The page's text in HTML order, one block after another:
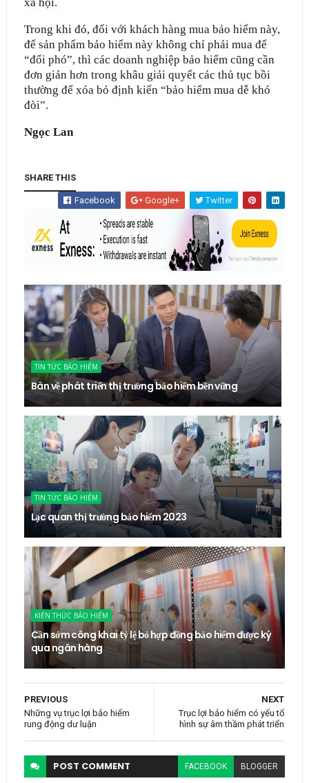
xã hội.
Trong khi đó, đối với khách hàng mua bảo hiểm này,
để sản phẩm bảo hiểm này không chỉ phải mua để
“đối phó”, thì các doanh nghiệp bảo hiểm cũng cần
đơn giản hơn trong khâu giải quyết các thủ tục bồi
thường để xóa bỏ định kiến “bảo hiểm mua dễ khó
đòi”.
Ngọc Lan
SHARE THIS
Facebook Google+ Twitter
TIN TỨC BẢO HIỂM
Bàn về phát triển thị trường bảo hiểm bền vững
TIN TỨC BẢO HIỂM
Lạc quan thị trường bảo hiểm 2023
KIẾN THỨC BẢO HIỂM
Cần sớm công khai tỷ lệ bỏ hợp đồng bảo hiểm được ký
qua ngân hàng
NEXT
Trục lợi bảo hiểm có yếu tố
hình sự âm thầm phát triển
PREVIOUS
Những vụ trục lợi bảo hiểm
rung động dư luận
POST COMMENT FACEBOOK BLOGGER